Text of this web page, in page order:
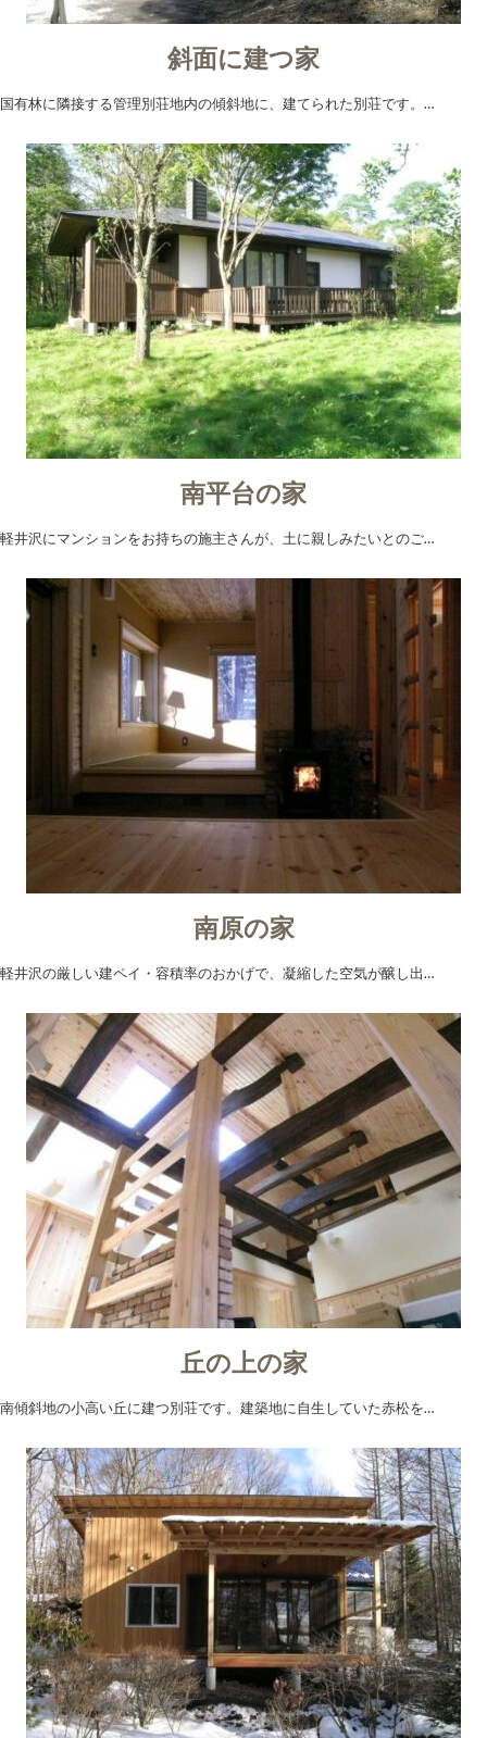
斜面に建つ家
国有林に隣接する管理別荘地内の傾斜地に、建てられた別荘です。…
南平台の家
軽井沢にマンションをお持ちの施主さんが、土に親しみたいとのご…
南原の家
軽井沢の厳しい建ペイ・容積率のおかげで、凝縮した空気が醸し出…
丘の上の家
南傾斜地の小高い丘に建つ別荘です。建築地に自生していた赤松を…